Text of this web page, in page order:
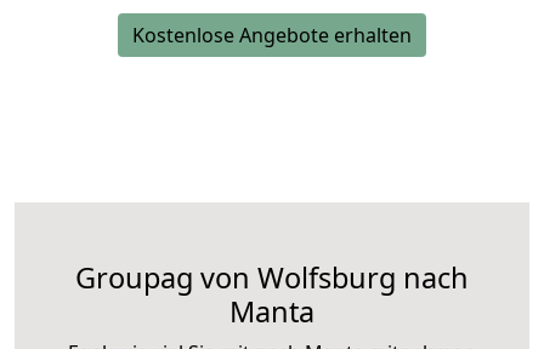
Kostenlose Angebote erhalten
Groupag von Wolfsburg nach
Manta